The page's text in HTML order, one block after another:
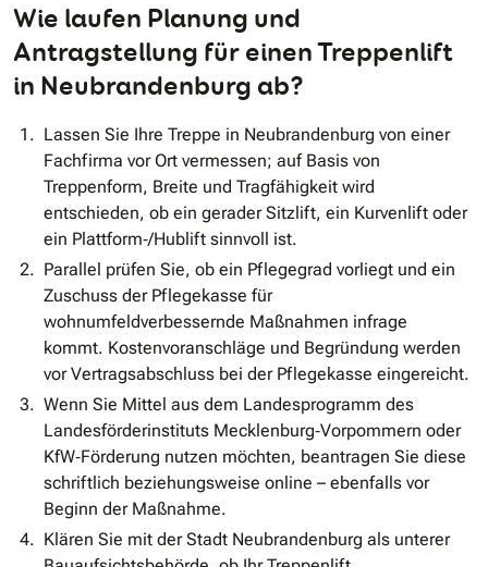
Wie laufen Planung und
Antragstellung für einen Treppenlift
in Neubrandenburg ab?
Lassen Sie Ihre Treppe in Neubrandenburg von einer
Fachfirma vor Ort vermessen; auf Basis von
Treppenform, Breite und Tragfähigkeit wird
entschieden, ob ein gerader Sitzlift, ein Kurvenlift oder
ein Plattform‐/Hublift sinnvoll ist.
Parallel prüfen Sie, ob ein Pflegegrad vorliegt und ein
Zuschuss der Pflegekasse für
wohnumfeldverbessernde Maßnahmen infrage
kommt. Kostenvoranschläge und Begründung werden
vor Vertragsabschluss bei der Pflegekasse eingereicht.
Wenn Sie Mittel aus dem Landesprogramm des
Landesförderinstituts Mecklenburg‐Vorpommern oder
KfW‐Förderung nutzen möchten, beantragen Sie diese
schriftlich beziehungsweise online – ebenfalls vor
Beginn der Maßnahme.
Klären Sie mit der Stadt Neubrandenburg als unterer